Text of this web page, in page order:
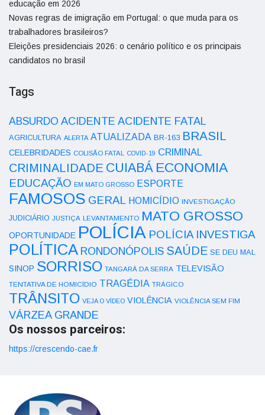
educação em 2026
Novas regras de imigração em Portugal: o que muda para os
trabalhadores brasileiros?
Eleições presidenciais 2026: o cenário político e os principais
candidatos no brasil
Tags
ABSURDO ACIDENTE ACIDENTE FATAL
AGRICULTURA ALERTA ATUALIZADA BR-163 BRASIL
CELEBRIDADES COLISÃO FATAL COVID-19 CRIMINAL
CRIMINALIDADE CUIABÁ ECONOMIA
EDUCAÇÃO EM MATO GROSSO ESPORTE
FAMOSOS GERAL HOMICÍDIO INVESTIGAÇÃO
JUDICIÁRIO JUSTIÇA LEVANTAMENTO MATO GROSSO
OPORTUNIDADE POLÍCIA POLÍCIA INVESTIGA
POLÍTICA RONDONÓPOLIS SAÚDE SE DEU MAL
SINOP SORRISO TANGARÁ DA SERRA TELEVISÃO
TENTATIVA DE HOMICÍDIO TRAGÉDIA TRÁGICO
TRÂNSITO VEJA O VÍDEO VIOLÊNCIA VIOLÊNCIA SEM FIM
VÁRZEA GRANDE
Os nossos parceiros:
https://crescendo-cae.fr